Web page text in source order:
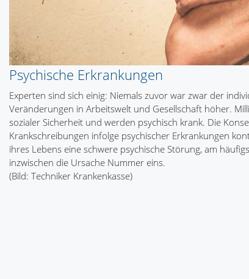
Psychische Erkrankungen
Experten sind sich einig: Niemals zuvor war zwar der
Veränderungen in Arbeitswelt und Gesellschaft höher.
sozialer Sicherheit und werden psychisch krank. Die
Krankschreibungen infolge psychischer Erkrankungen
ihres Lebens eine schwere psychische Störung, am
inzwischen die Ursache Nummer eins.
(Bild: Techniker Krankenkasse)